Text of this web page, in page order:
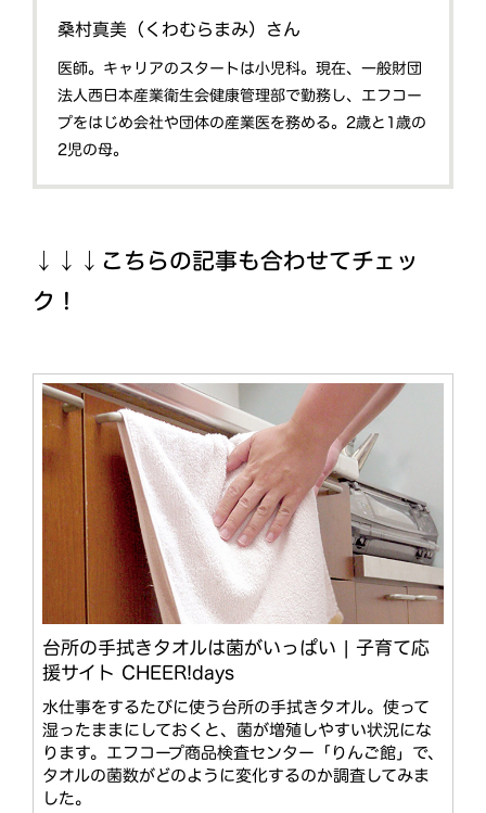
桑村真美（くわむらまみ）さん
医師。キャリアのスタートは小児科。現在、一般財団
法人西日本産業衛生会健康管理部で勤務し、エフコー
プをはじめ会社や団体の産業医を務める。2歳と1歳の
2児の母。
↓↓↓こちらの記事も合わせてチェッ
ク！
台所の手拭きタオルは菌がいっぱい | 子育て応
援サイト CHEER!days
水仕事をするたびに使う台所の手拭きタオル。使って
湿ったままにしておくと、菌が増殖しやすい状況にな
ります。エフコープ商品検査センター「りんご館」で、
タオルの菌数がどのように変化するのか調査してみま
した。